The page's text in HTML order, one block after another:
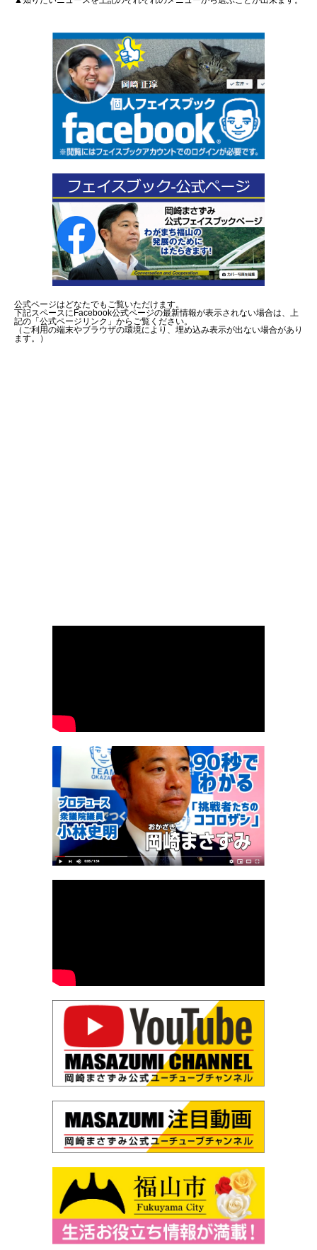
公式ページはどなたでもご覧いただけます。
下記スペースにFacebook公式ページの最新情報が表示されない場合は、上
記の「公式ページリンク」からご覧ください。
（ご利用の端末やブラウザの環境により、埋め込み表示が出ない場合があり
ます。）